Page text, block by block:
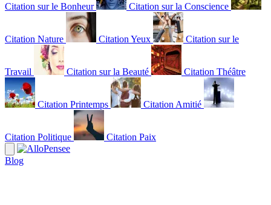
Citation sur le Bonheur Citation sur la Conscience
Citation Nature Citation Yeux Citation sur le
Travail Citation sur la Beauté Citation Théâtre
Citation Printemps Citation Amitié
Citation Politique Citation Paix
Blog